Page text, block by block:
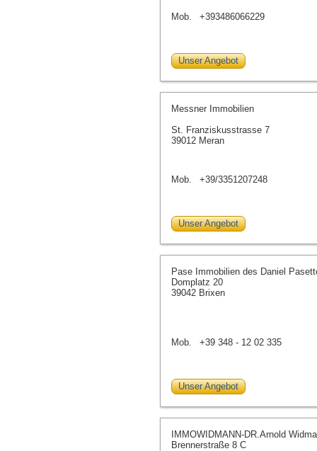
Mob. +393486066229
Unser Angebot
Messner Immobilien
St. Franziskusstrasse 7
39012 Meran
Mob. +39/3351207248
Unser Angebot
Pase Immobilien des Daniel
Domplatz 20
39042 Brixen
Mob. +39 348 - 12 02 335
Unser Angebot
IMMOWIDMANN-DR.Arnold
Brennerstraße 8 C